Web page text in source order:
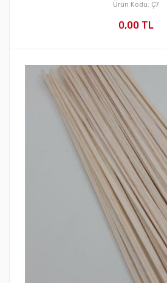
Ürün Kodu: Ç7
0,00 TL